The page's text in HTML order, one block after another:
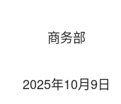
商务部
2025年10月9日